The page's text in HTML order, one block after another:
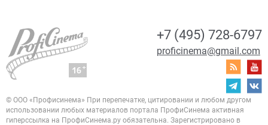
+7 (495) 728-6797
proficinema@gmail.com
© ООО «Профисинема» При перепечатке, цитировании и любом другом
использовании любых материалов портала ПрофиСинема активная
гиперссылка на ПрофиСинема.ру обязательна. Зарегистрировано в